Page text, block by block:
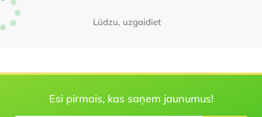
Lūdzu, uzgaidiet
Esi pirmais, kas saņem jaunumus!